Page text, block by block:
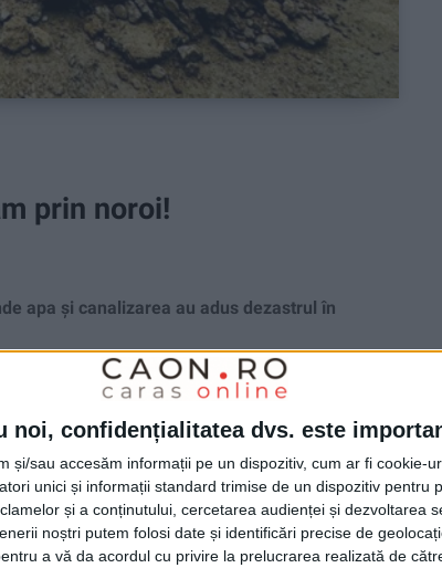
noi, confidențialitatea dvs. este
și/sau accesăm informații pe un dispozitiv, cum ar fi cookie-
unici și informații standard trimise de un dispozitiv pentru
și a conținutului, cercetarea audienței și dezvoltarea
noștri putem folosi date și identificări precise de
a vă da acordul cu privire la prelucrarea realizată de
prin noroi!
apa și canalizarea au adus dezastrul în